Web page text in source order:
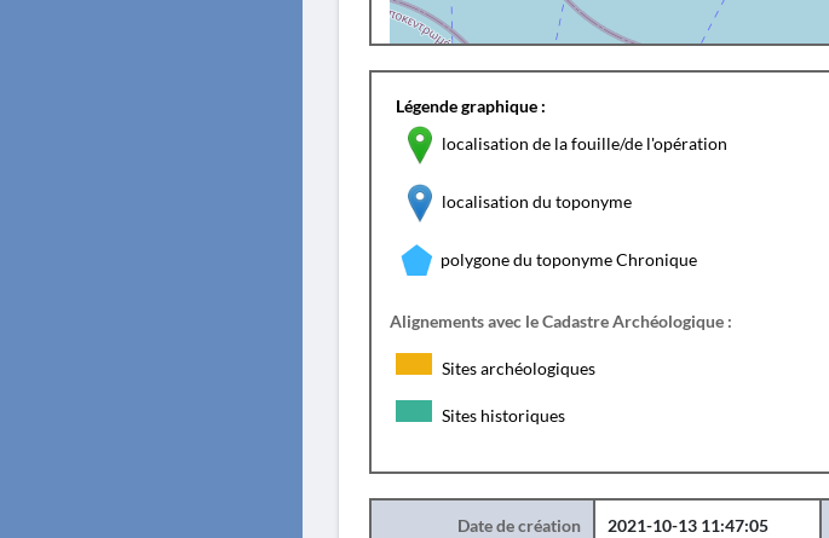
Légende graphique :
localisation de la fouille/de l'opération
localisation du toponyme
polygone du toponyme Chronique
Alignements avec le Cadastre Archéologique :
Sites archéologiques
Sites historiques
Date de création 2021-10-13 11:47:05